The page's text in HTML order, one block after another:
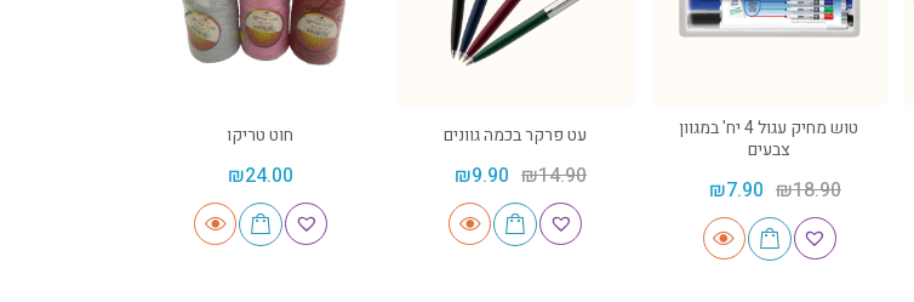
טוש מחיק עגול 4 יח' במגוון
צבעים
₪18.90
₪7.90
עט פרקר בכמה גוונים
₪14.90
₪9.90
חוט טריקו
₪24.00